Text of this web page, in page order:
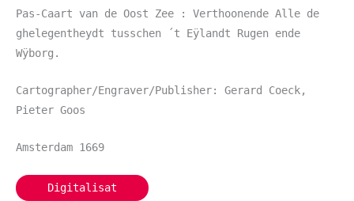
Pas-Caart van de Oost Zee : Verthoonende Alle de
ghelegentheydt tusschen ´t Eÿlandt Rugen ende
Wÿborg.
Cartographer/Engraver/Publisher: Gerard Coeck,
Pieter Goos
Amsterdam 1669
Digitalisat